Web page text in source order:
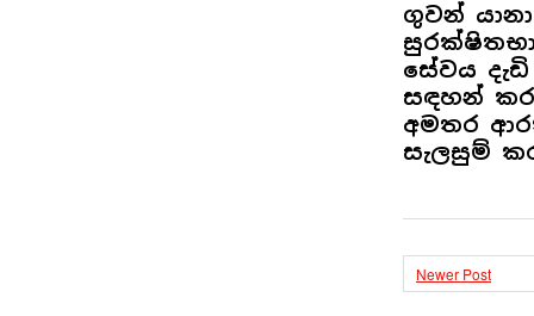
ගුවන්
සේවය
සඳහන්
අමතර
සැලසුම්
Newer Post